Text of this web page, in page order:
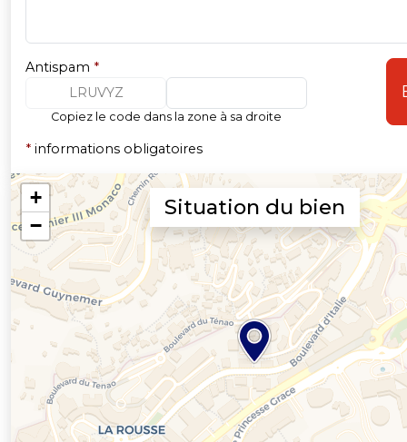
Antispam *
LRUVYZ
Copiez le code dans la zone à sa droite
* informations obligatoires
Situation du bien